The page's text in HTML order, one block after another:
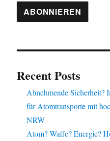
Recent Posts
Abnehmende Sicherheit?
für Atomtransporte mit
NRW
Atom? Waffe? Energie?